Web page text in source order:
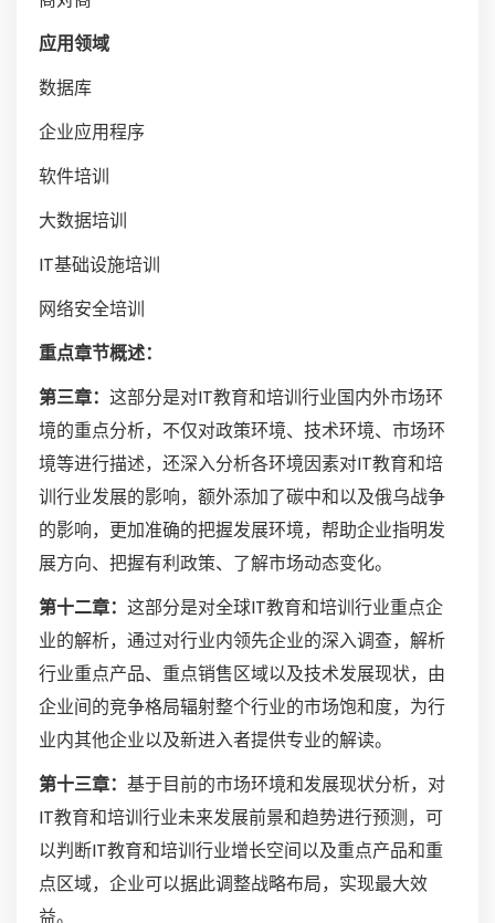
应用领域
数据库
企业应用程序
软件培训
大数据培训
IT基础设施培训
网络安全培训
重点章节概述：
第三章： 这部分是对IT教育和培训行业国内外市场环
境的重点分析，不仅对政策环境、技术环境、市场环
境等进行描述，还深入分析各环境因素对IT教育和培
训行业发展的影响，额外添加了碳中和以及俄乌战争
的影响，更加准确的把握发展环境，帮助企业指明发
展方向、把握有利政策、了解市场动态变化。
第十二章： 这部分是对全球IT教育和培训行业重点企
业的解析，通过对行业内领先企业的深入调查，解析
行业重点产品、重点销售区域以及技术发展现状，由
企业间的竞争格局辐射整个行业的市场饱和度，为行
业内其他企业以及新进入者提供专业的解读。
第十三章： 基于目前的市场环境和发展现状分析，对
IT教育和培训行业未来发展前景和趋势进行预测，可
以判断IT教育和培训行业增长空间以及重点产品和重
点区域，企业可以据此调整战略布局，实现最大效
益。